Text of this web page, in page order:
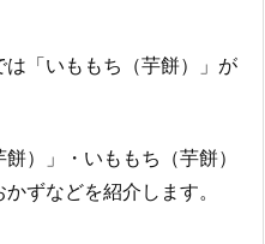
「いももち（芋餅）」が
）」・いももち（芋餅）
ずなどを紹介します。